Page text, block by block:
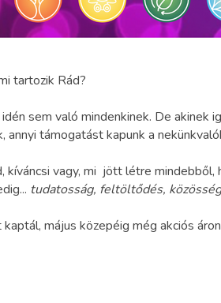
tartozik Rád?
sem való mindenkinek. De akinek
annyi támogatást kapunk a
kíváncsi vagy, mi jött létre
tudatosság, feltöltődés, közösség
május közepéig még akciós